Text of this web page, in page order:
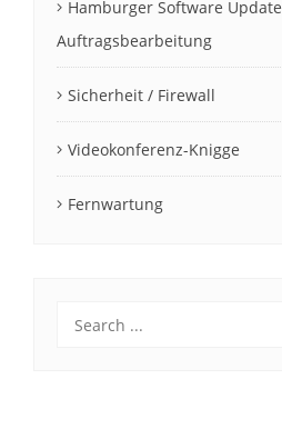
Hamburger Software Update
Auftragsbearbeitung
Sicherheit / Firewall
Videokonferenz-Knigge
Fernwartung